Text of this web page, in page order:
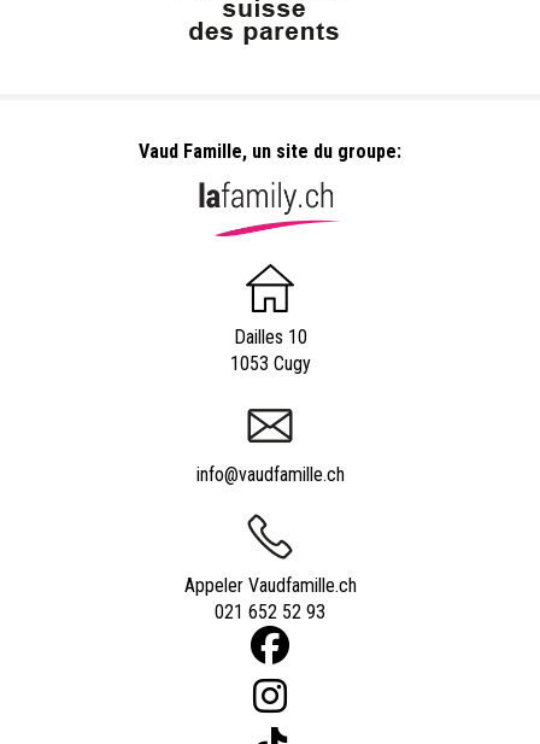
Vaud Famille, un site du groupe:
Dailles 10
1053 Cugy
info@vaudfamille.ch
Appeler Vaudfamille.ch
021 652 52 93